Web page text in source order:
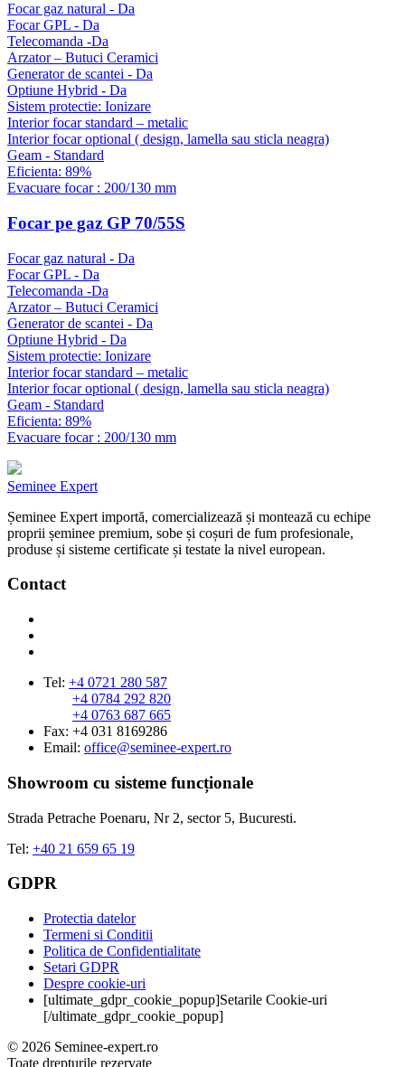
Focar gaz natural - Da
Focar GPL - Da
Telecomanda -Da
Arzator – Butuci Ceramici
Generator de scantei - Da
Optiune Hybrid - Da
Sistem protectie: Ionizare
Interior focar standard – metalic
Interior focar optional ( design, lamella sau sticla neagra)
Geam - Standard
Eficienta: 89%
Evacuare focar : 200/130 mm
Focar pe gaz GP 70/55S
Focar gaz natural - Da
Focar GPL - Da
Telecomanda -Da
Arzator – Butuci Ceramici
Generator de scantei - Da
Optiune Hybrid - Da
Sistem protectie: Ionizare
Interior focar standard – metalic
Interior focar optional ( design, lamella sau sticla neagra)
Geam - Standard
Eficienta: 89%
Evacuare focar : 200/130 mm
Seminee Expert
Șeminee Expert importă, comercializează și montează cu echipe
proprii șeminee premium, sobe și coșuri de fum profesionale,
produse și sisteme certificate și testate la nivel european.
Contact
Tel: +4 0721 280 587
+4 0784 292 820
+4 0763 687 665
Fax: +4 031 8169286
Email: office@seminee-expert.ro
Showroom cu sisteme funcționale
Strada Petrache Poenaru, Nr 2, sector 5, Bucuresti.
Tel: +40 21 659 65 19
GDPR
Protectia datelor
Termeni si Conditii
Politica de Confidentialitate
Setari GDPR
Despre cookie-uri
[ultimate_gdpr_cookie_popup]Setarile Cookie-uri
[/ultimate_gdpr_cookie_popup]
© 2026 Seminee-expert.ro
Toate drepturile rezervate